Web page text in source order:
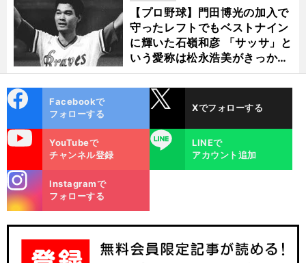
【プロ野球】門田博光の加入で
守ったレフトでもベストナイン
に輝いた石嶺和彦 「サッサ」と
いう愛称は松永浩美がきっか
け？
ok
Facebookで
フォローする
Xでフォローする
YouTubeで
チャンネル登録
LINE
LINEで
アカウント追加
m
Instagramで
フォローする